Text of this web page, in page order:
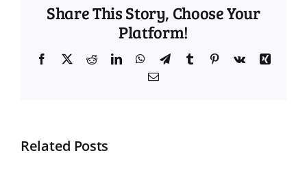
Share This Story, Choose Your
Platform!
Facebook
TwitterRedditLinkedInWhatsApp
TelegramTumblr Pinterest
Vk
Xing
Email
Related Posts